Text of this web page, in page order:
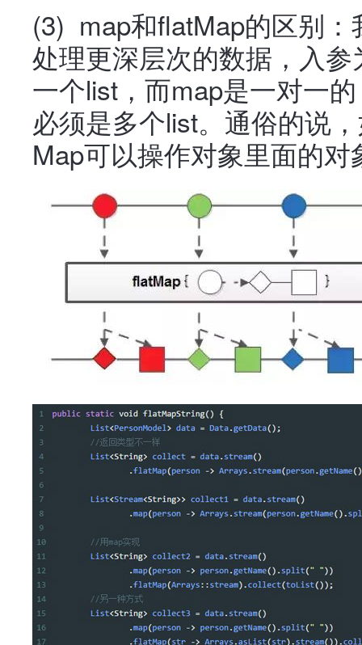
(3) map和flatMap的区别
处理更深层次的数据，入
一个list，而map是一对一
必须是多个list。通俗的说
Map可以操作对象里面的